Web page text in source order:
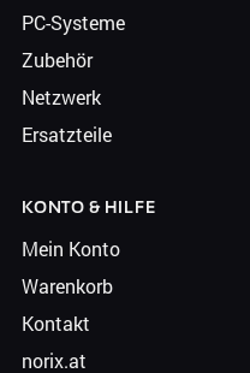
PC-Systeme
Zubehör
Netzwerk
Ersatzteile
KONTO & HILFE
Mein Konto
Warenkorb
Kontakt
norix.at